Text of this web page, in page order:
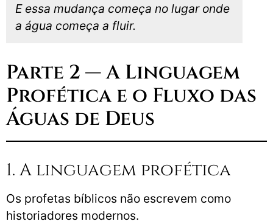
E essa mudança começa no lugar onde
a água começa a fluir.
Parte 2 — A Linguagem
Profética e o Fluxo das
Águas de Deus
1. A linguagem profética
Os profetas bíblicos não escrevem como
historiadores modernos.